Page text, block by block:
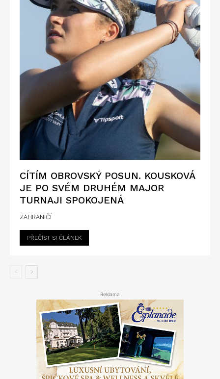
CÍTÍM OBROVSKÝ POSUN. KOUSKOVÁ
JE PO SVÉM DRUHÉM MAJOR
TURNAJI SPOKOJENÁ
ZAHRANIČÍ
PŘEČÍST SI ČLÁNEK
Reklama